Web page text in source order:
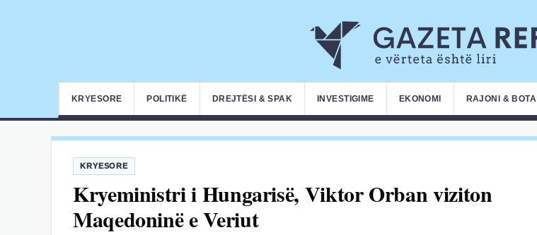
KRYESORE POLITIKË DREJTËSI & SPAK INVESTIGIME EKONOMI RAJONI & BOTA
KRYESORE
Kryeministri i Hungarisë, Viktor Orban viziton
Maqedoninë e Veriut